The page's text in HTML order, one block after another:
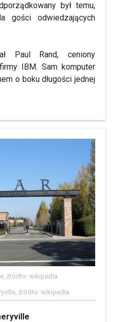
był temu,
gości odwiedzających
Paul Rand, ceniony
IBM. Sam komputer
o boku długości jednej
źródło: wikipedia
źródło: wikipedia